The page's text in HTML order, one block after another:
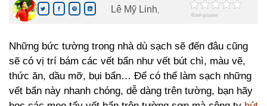
Lê Mỹ Linh
Đánh giá post
Những bức tường trong nhà dù sạch sẽ đến đâu cũng
sẽ có vị trí bám các vết bẩn như vết bút chì, màu vẽ,
thức ăn, dầu mỡ, bụi bẩn… Để có thể làm sạch những
vết bẩn này nhanh chóng, dễ dàng trên tường, bạn hãy